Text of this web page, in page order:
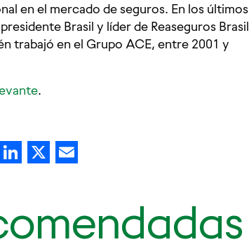
en el mercado de seguros. En los últimos
Brasil y líder de Reaseguros Brasil
trabajó en el Grupo ACE, entre 2001 y
.
LinkedIn
X